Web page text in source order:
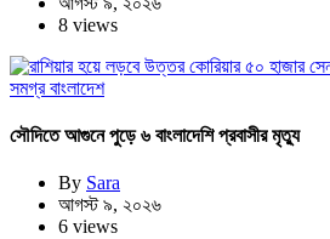
8 views
সমগ্র বাংলাদেশ
সৌদিতে আগুনে পুড়ে ৬ বাংলাদেশি প্রবাসীর মৃত্যু
By Sara
আগস্ট ৯, ২০২৬
6 views